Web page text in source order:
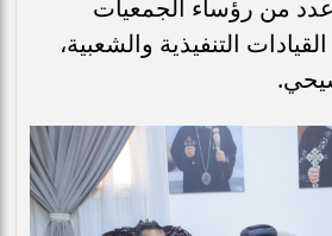
من رؤساء الجمعيات
التنفيذية والشعبية،